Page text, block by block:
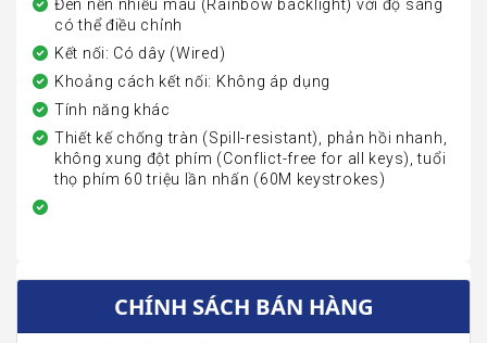
Đèn nền nhiều màu (Rainbow backlight) với độ sáng
có thể điều chỉnh
Kết nối: Có dây (Wired)
Khoảng cách kết nối: Không áp dụng
Tính năng khác
Thiết kế chống tràn (Spill-resistant), phản hồi nhanh,
không xung đột phím (Conflict-free for all keys), tuổi
thọ phím 60 triệu lần nhấn (60M keystrokes)
CHÍNH SÁCH BÁN HÀNG